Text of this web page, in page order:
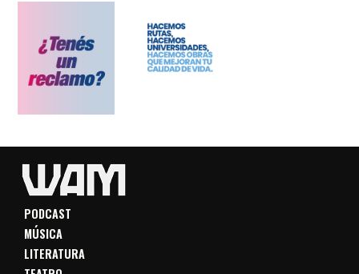
PODCAST
MÚSICA
LITERATURA